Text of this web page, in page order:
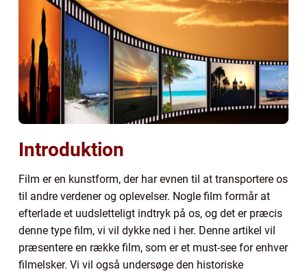
Introduktion
Film er en kunstform, der har evnen til at transportere os
til andre verdener og oplevelser. Nogle film formår at
efterlade et uudsletteligt indtryk på os, og det er præcis
denne type film, vi vil dykke ned i her. Denne artikel vil
præsentere en række film, som er et must-see for enhver
filmelsker. Vi vil også undersøge den historiske